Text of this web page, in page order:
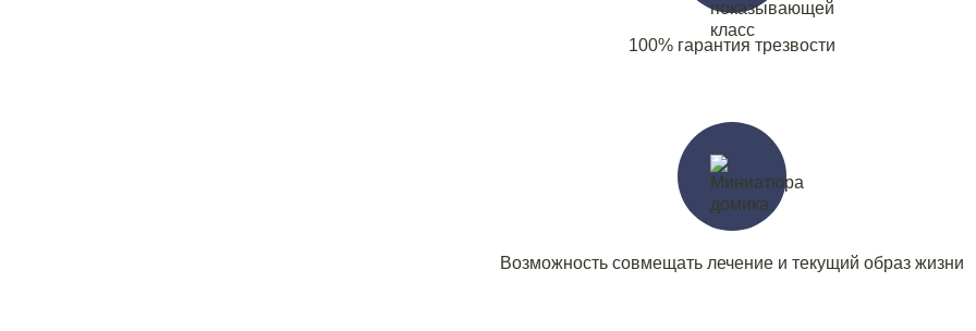
100% гарантия трезвости
Возможность совмещать лечение и текущий образ жизни
Вызвать специалиста
Нажимая кнопку я соглашаюсь с политикой конфиденциальности
пользовательским соглашением
Отправить